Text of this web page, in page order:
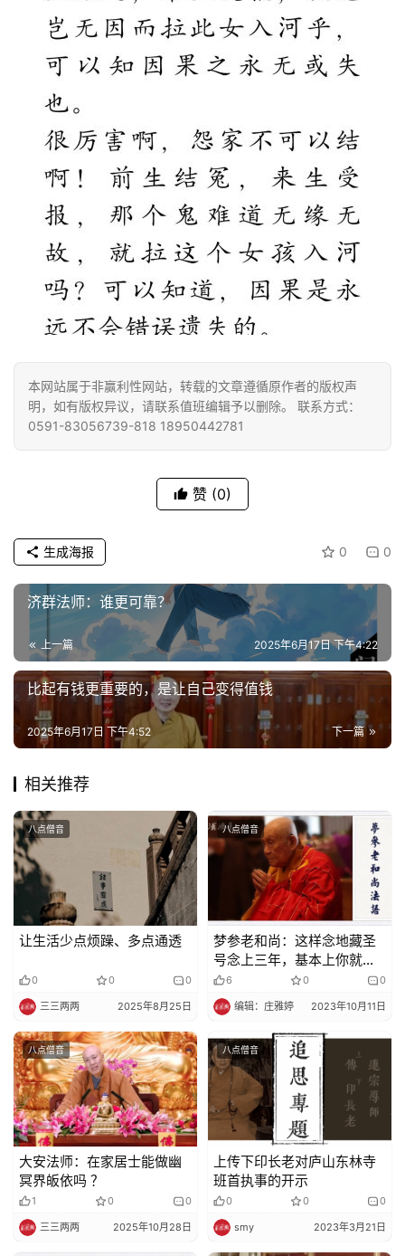
本网站属于非赢利性网站，转载的文章遵循原作者的版权声
明，如有版权异议，请联系值班编辑予以删除。 联系方式：
0591-83056739-818 18950442781
赞 (0)
0 0
生成海报
济群法师：谁更可靠？
上一篇 2025年6月17日 下午4:22
比起有钱更重要的，是让自己变得值钱
下一篇
2025年6月17日 下午4:52
相关推荐
八点僧音
让生活少点烦躁、多点通透
0 0 0
三三两两 2025年8月25日
八点僧音
梦参老和尚：这样念地藏圣
号念上三年，基本上你就得
到成就了
6 0 0
编辑：庄雅婷 2023年10月11日
八点僧音
大安法师：在家居士能做幽
冥界皈依吗 ？
1 0 0
三三两两 2025年10月28日
八点僧音
上传下印长老对庐山东林寺
班首执事的开示
0 0 0
smy 2023年3月21日